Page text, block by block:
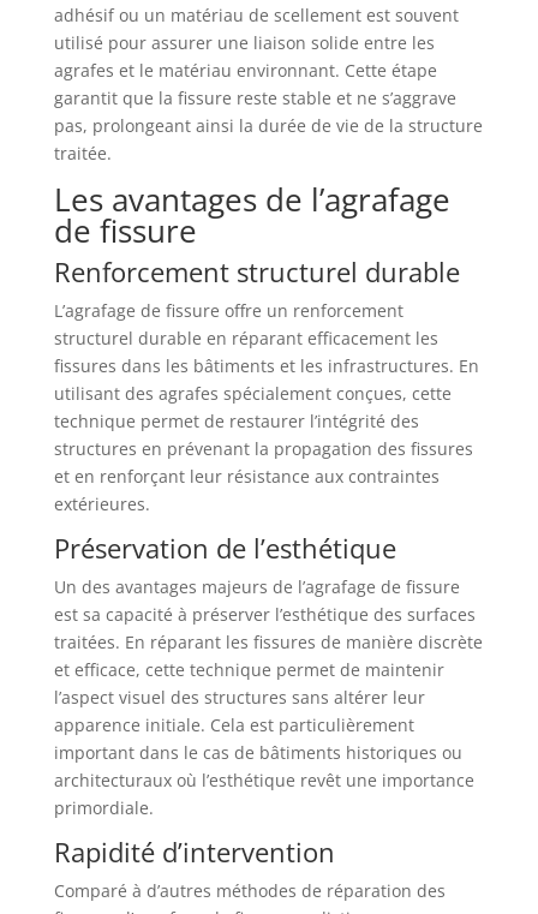
adhésif ou un matériau de scellement est souvent
utilisé pour assurer une liaison solide entre les
agrafes et le matériau environnant. Cette étape
garantit que la fissure reste stable et ne s’aggrave
pas, prolongeant ainsi la durée de vie de la structure
traitée.
Les avantages de l’agrafage
de fissure
Renforcement structurel durable
L’agrafage de fissure offre un renforcement
structurel durable en réparant efficacement les
fissures dans les bâtiments et les infrastructures. En
utilisant des agrafes spécialement conçues, cette
technique permet de restaurer l’intégrité des
structures en prévenant la propagation des fissures
et en renforçant leur résistance aux contraintes
extérieures.
Préservation de l’esthétique
Un des avantages majeurs de l’agrafage de fissure
est sa capacité à préserver l’esthétique des surfaces
traitées. En réparant les fissures de manière discrète
et efficace, cette technique permet de maintenir
l’aspect visuel des structures sans altérer leur
apparence initiale. Cela est particulièrement
important dans le cas de bâtiments historiques ou
architecturaux où l’esthétique revêt une importance
primordiale.
Rapidité d’intervention
Comparé à d’autres méthodes de réparation des